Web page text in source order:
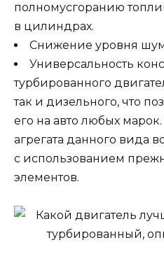
полномусгоранию
в цилиндрах.
Снижение уровня
Универсальность
турбированного
так и дизельного, что
его на авто любых
агрегата данного вида
с использованием
элементов.